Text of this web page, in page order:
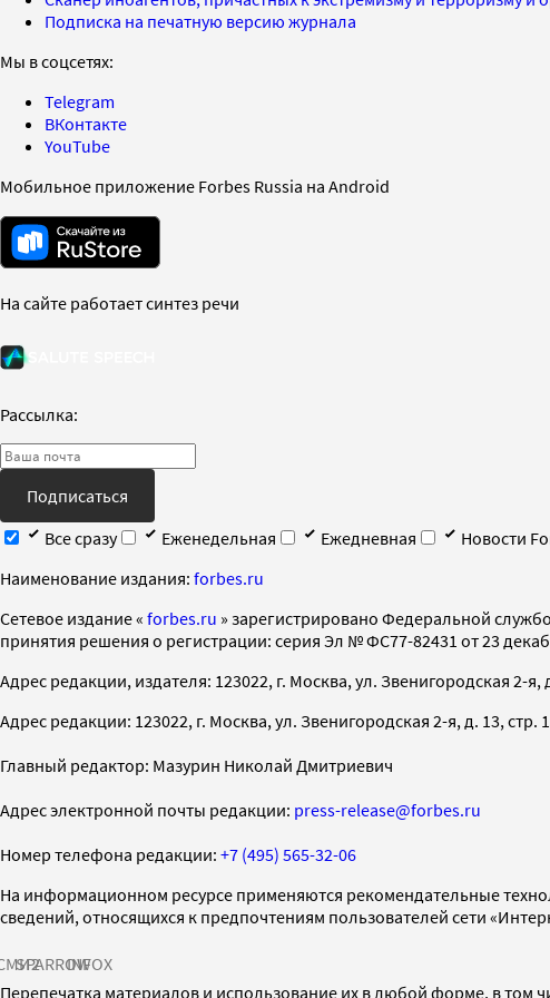
Подписка на печатную версию журнала
Мы в соцсетях:
Telegram
ВКонтакте
YouTube
Мобильное приложение Forbes Russia на Android
На сайте работает синтез речи
Рассылка:
Подписаться
Все сразу
Еженедельная Ежедневная
Новости
Наименование издания: forbes.ru
Cетевое издание « forbes.ru » зарегистрировано Федеральной
принятия решения о регистрации: серия Эл № ФС77-82431 от 23
Адрес редакции, издателя: 123022, г. Москва, ул. Звенигородская 2-я,
Адрес редакции: 123022, г. Москва, ул. Звенигородская 2-я, д. 13, стр.
Главный редактор: Мазурин Николай Дмитриевич
Адрес электронной почты редакции: press-release@forbes.ru
Номер телефона редакции: +7 (495) 565-32-06
На информационном ресурсе применяются рекомендательные
сведений, относящихся к предпочтениям пользователей сети
SPARROWINFOX
Перепечатка материалов и использование их в любой форме, в том